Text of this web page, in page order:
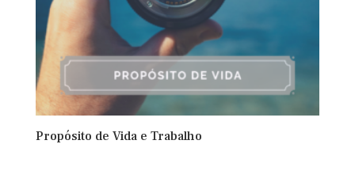
Propósito de Vida e Trabalho